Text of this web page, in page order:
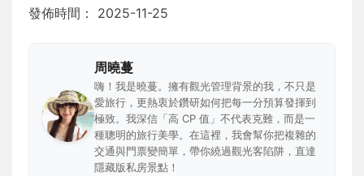
發佈時間： 2025-11-25
周曉蔓
嗨！我是曉蔓。擁有觀光管理背景的我，不只是
愛旅行，更熱衷於鑽研如何把每一分預算發揮到
極致。我深信「高 CP 值」不代表克難，而是一
種聰明的旅行美學。在這裡，我會幫你把複雜的
交通與門票變簡單，帶你繞過觀光客陷阱，直達
隱藏版私房景點！